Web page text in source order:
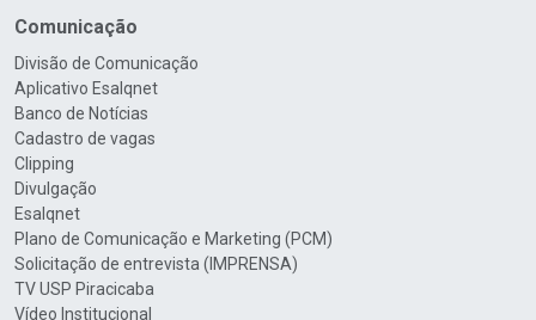
Comunicação
Divisão de Comunicação
Aplicativo Esalqnet
Banco de Notícias
Cadastro de vagas
Clipping
Divulgação
Esalqnet
Plano de Comunicação e Marketing (PCM)
Solicitação de entrevista (IMPRENSA)
TV USP Piracicaba
Vídeo Institucional